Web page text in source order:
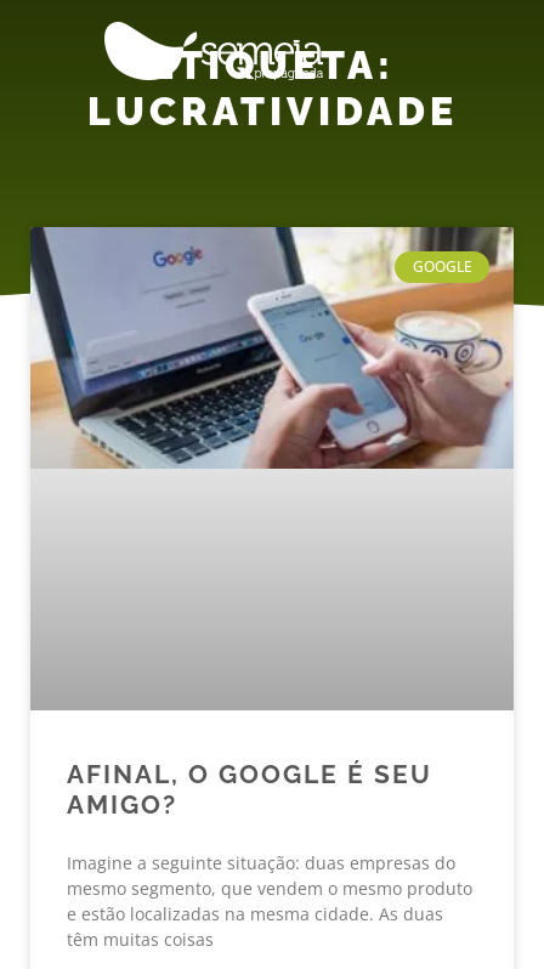
ETIQUETA:
LUCRATIVIDADE
GOOGLE
AFINAL, O GOOGLE É SEU
AMIGO?
Imagine a seguinte situação: duas empresas do
mesmo segmento, que vendem o mesmo produto
e estão localizadas na mesma cidade. As duas
têm muitas coisas